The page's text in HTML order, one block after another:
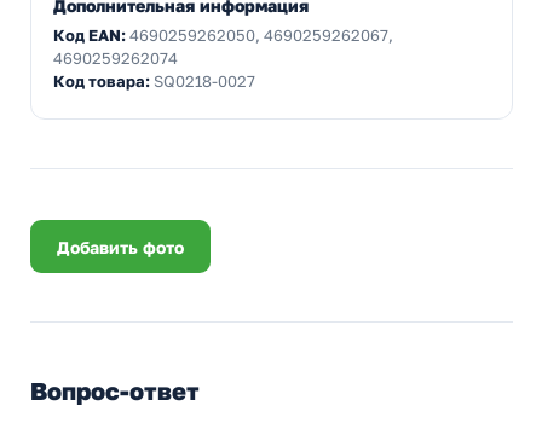
Дополнительная информация
Код EAN:4690259262050, 4690259262067,
4690259262074
Код товара: SQ0218-0027
Добавить фото
Вопрос-ответ